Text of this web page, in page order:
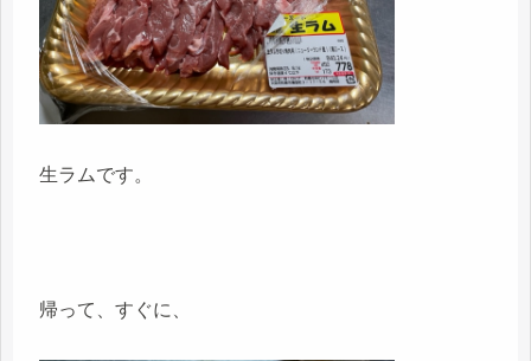
生ラムです。
帰って、すぐに、